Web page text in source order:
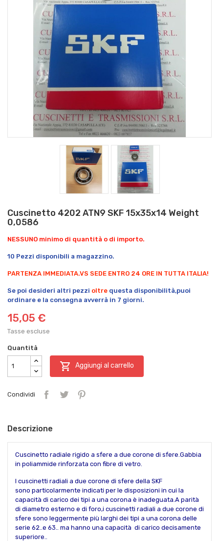
Cuscinetto 4202 ATN9 SKF 15x35x14 Weight
0,0586
NESSUNO minimo di quantità o di importo.
10 Pezzi disponibili a magazzino.
PARTENZA IMMEDIATA.VS SEDE ENTRO 24 ORE IN TUTTA ITALIA!
Se poi desideri altri pezzi oltre questa disponibilità,puoi
ordinare e la consegna avverrà in 7 giorni.
15,05 €
Tasse escluse
Quantità
 Aggiungi al carrello
Condividi
Descrizione
Cuscinetto radiale rigido a sfere a due corone di sfere.Gabbia
in poliammide rinforzata con fibre di vetro.
I cuscinetti radiali a due corone di sfere della SKF
sono particolarmente indicati per le disposizioni in cui la
capacità di carico dei tipi a una corona è inadeguata.A parità
di diametro esterno e di foro,i cuscinetti radiali a due corone di
sfere sono leggermente più larghi dei tipi a una corona delle
serie 62..e 63.. ma hanno una capacità di carico decisamente
superiore..